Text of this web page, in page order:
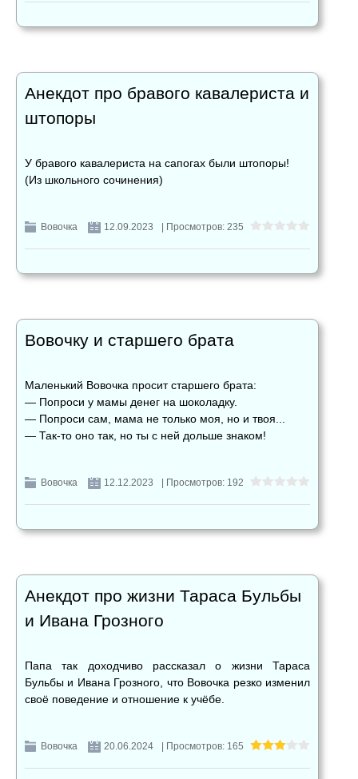
Анекдот про бравого кавалериста и
штопоры
У бравого кавалериста на сапогах были штопоры!
(Из школьного сочинения)
Вовочка 12.09.2023 | Просмотров: 235
Вовочку и старшего брата
Маленький Вовочка просит старшего брата:
— Попроси у мамы денег на шоколадку.
— Попроси сам, мама не только моя, но и твоя...
— Так-то оно так, но ты с ней дольше знаком!
Вовочка 12.12.2023 | Просмотров: 192
Анекдот про жизни Тараса Бульбы
и Ивана Грозного
Папа так доходчиво рассказал о жизни Тараса
Бульбы и Ивана Грозного, что Вовочка резко изменил
своё поведение и отношение к учёбе.
Вовочка 20.06.2024 | Просмотров: 165